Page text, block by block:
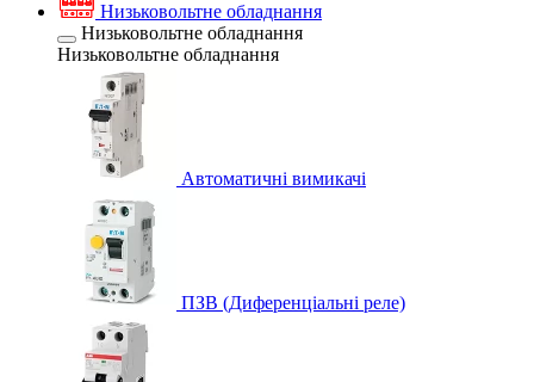
Низьковольтне обладнання
Низьковольтне обладнання
Низьковольтне обладнання
Автоматичні вимикачі
ПЗВ (Диференціальні реле)